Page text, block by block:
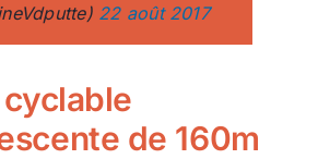
22 août 2017
de 160m